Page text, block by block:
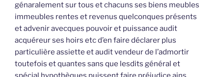
génaralement sur tous et chacuns ses biens meubles
immeubles rentes et revenus quelconques présents
et advenir avecques pouvoir et puissance audit
acquéreur ses hoirs etc d’en faire déclarer plus
particulière assiette et audit vendeur de l’admortir
toutefois et quantes sans que lesdits général et